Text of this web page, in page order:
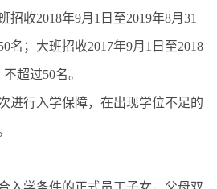
招收2018年9月1日至2019年8月31
名；大班招收2017年9月1日至2018
超过50名。
行入学保障，在出现学位不足的